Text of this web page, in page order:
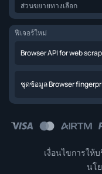
ส่วนขยายทางเลือก
ฟีเจอร์ใหม่
Browser API for web
ชุดข้อมูล Browser
เงื่อนไขการให้
นโ